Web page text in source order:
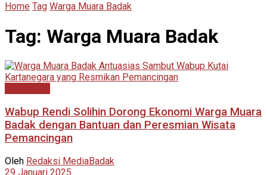
Home Tag Warga Muara Badak
Tag: Warga Muara Badak
Wabup Rendi Solihin Dorong Ekonomi Warga Muara
Badak dengan Bantuan dan Peresmian Wisata
Pemancingan
Oleh Redaksi MediaBadak
29 Januari 2025